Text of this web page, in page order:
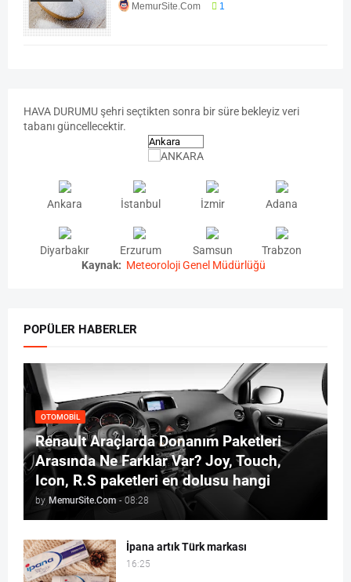
Ekonomi-Piyasa-
Kampanya
MemurSite.Com 1
HAVA DURUMU şehri seçtikten sonra bir süre bekleyiz veri
tabanı güncellecektir.
Ankara İstanbul İzmir Adana
Diyarbakır Erzurum Samsun
Trabzon
Kaynak: Meteoroloji Genel Müdürlüğü
POPÜLER HABERLER
OTOMOBIL
Renault Araçlarda Donanım Paketleri
Arasında Ne Farklar Var? Joy, Touch,
Icon, R.S paketleri en dolusu hangi
by MemurSite.Com - 08:28
İpana artık Türk markası
16:25